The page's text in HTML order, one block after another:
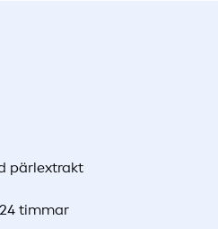
pärlextrakt
timmar